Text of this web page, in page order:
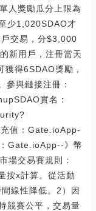
人獎勵瓜分上限為
少1,020SDAO才
交易，分$3,000
新用戶，注冊當天
得6SDAO獎勵，
參與鏈接注冊：
實名：
值：Gate.ioApp-
Gate.ioApp--》幣
場交易賽規則：
按x計算。從活動
線性降低。2）因
競賽公平，交易量